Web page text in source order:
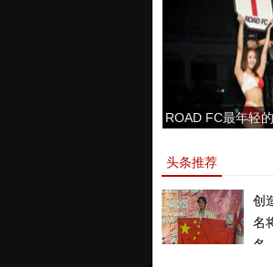
ROAD FC最年轻
头条推荐
创
名
名。